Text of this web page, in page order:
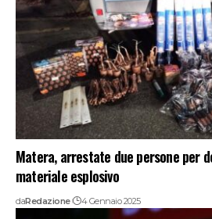
Matera, arrestate due persone per
materiale esplosivo
daRedazione 4 Gennaio 2025